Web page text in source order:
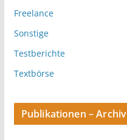
Freelance
Sonstige
Testberichte
Textbörse
Publikationen – Archiv